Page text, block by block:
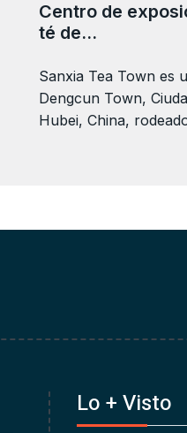
Centro de
té de…
Sanxia Tea Town es
Dengcun Town,
Hubei, China,
Lo + Visto